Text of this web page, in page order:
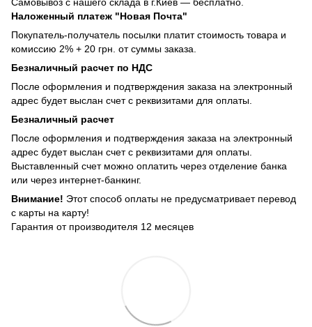
Самовывоз с нашего склада в г.Киев — бесплатно.
Наложенный платеж "Новая Почта"
Покупатель-получатель посылки платит стоимость товара и
комиссию 2% + 20 грн. от суммы заказа.
Безналичный расчет по НДС
После оформления и подтверждения заказа на электронный
адрес будет выслан счет с реквизитами для оплаты.
Безналичный расчет
После оформления и подтверждения заказа на электронный
адрес будет выслан счет с реквизитами для оплаты.
Выставленный счет можно оплатить через отделение банка
или через интернет-банкинг.
Внимание! Этот способ оплаты не предусматривает перевод
с карты на карту!
Гарантия от производителя 12 месяцев